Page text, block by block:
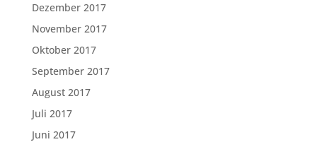
Dezember 2017
November 2017
Oktober 2017
September 2017
August 2017
Juli 2017
Juni 2017